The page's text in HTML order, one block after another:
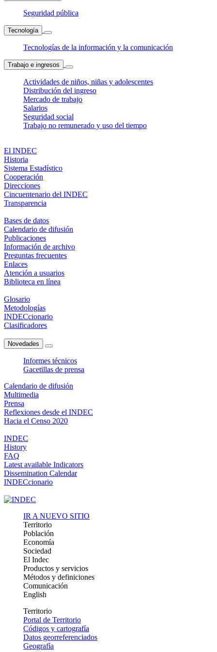
Seguridad pública
Tecnología
Tecnologías de la información y la comunicación
Trabajo e ingresos
Actividades de niños, niñas y adolescentes
Distribución del ingreso
Mercado de trabajo
Salarios
Seguridad social
Trabajo no remunerado y uso del tiempo
El INDEC
Historia
Sistema Estadístico
Cooperación
Direcciones
Cincuentenario del INDEC
Transparencia
Bases de datos
Calendario de difusión
Publicaciones
Información de archivo
Preguntas frecuentes
Enlaces
Atención a usuarios
Biblioteca en línea
Glosario
Metodologías
INDECcionario
Clasificadores
Novedades
Informes técnicos
Gacetillas de prensa
Calendario de difusión
Multimedia
Prensa
Reflexiones desde el INDEC
Hacia el Censo 2020
INDEC
History
FAQ
Latest available Indicators
Dissemination Calendar
INDECcionario
IR A NUEVO SITIO
Territorio
Población
Economía
Sociedad
El Indec
Productos y servicios
Métodos y definiciones
Comunicación
English
Territorio
Portal de Territorio
Códigos y cartografía
Datos georreferenciados
Geografía